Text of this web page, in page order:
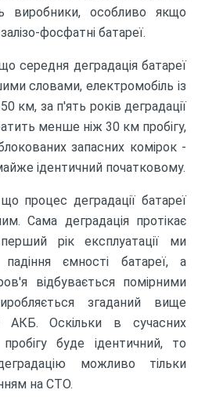
виробники, особливо якщо
фосфатні батареї.
середня деградація батареї
словами, електромобіль із
км, за п'ять років деградації
менше ніж 30 км пробігу,
запасних комірок -
ідентичний початковому.
процес деградації батареї
Сама деградація протікає
рік експлуатації ми
ємності батареї, а
відбувається помірними
згаданий вище
АКБ. Оскільки в сучасних
буде ідентичний, то
можливо тільки
на СТО.